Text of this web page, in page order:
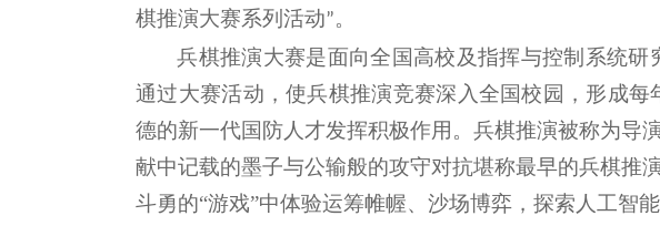
棋推演大赛系列活动”。
兵棋推演大赛是面向全国高校及指挥与控制系统
通过大赛活动，使兵棋推演竞赛深入全国校园，形成
德的新一代国防人才发挥积极作用。兵棋推演被称为导
献中记载的墨子与公输般的攻守对抗堪称最早的兵棋推
斗勇的“游戏”中体验运筹帷幄、沙场博弈，探索人工智